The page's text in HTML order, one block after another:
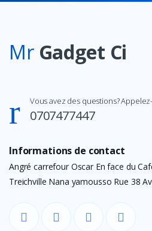
Mr Gadget Ci
Vous avez des questions?
0707477447
Informations de contact
Angré carrefour Oscar En face du
Treichville Nana yamousso Rue 38